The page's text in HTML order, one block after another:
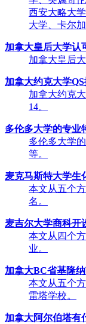
西安大略大
大学、卡尔加
加拿大皇后大学认
加拿大皇后
加拿大约克大学QS
加拿大约克
14。
多伦多大学的专业
多伦多大学
等。
麦克马斯特大学生
本文从五个
名。
麦吉尔大学商科开
本文从四个
业。
加拿大BC省基隆
本文从五个
雷塔学校。
加拿大阿尔伯塔有